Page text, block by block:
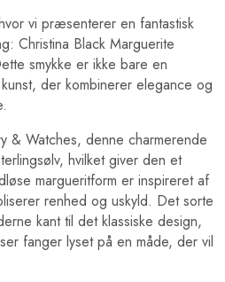
vi præsenterer en fantastisk
Christina Black Marguerite
smykke er ikke bare en
der kombinerer elegance og
& Watches, denne charmerende
hvilket giver den et
margueritform er inspireret af
renhed og uskyld. Det sorte
kant til det klassiske design,
fanger lyset på en måde, der vil